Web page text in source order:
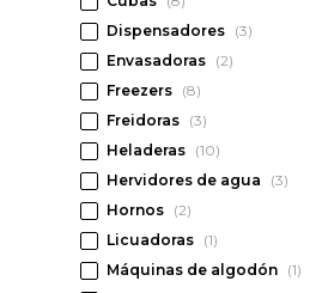
Dispensadores (3)
Envasadoras (2)
Freezers (8)
Freidoras (3)
Heladeras (10)
Hervidores de agua
(3)
Hornos (2)
Licuadoras (1)
Máquinas de algodón (1)